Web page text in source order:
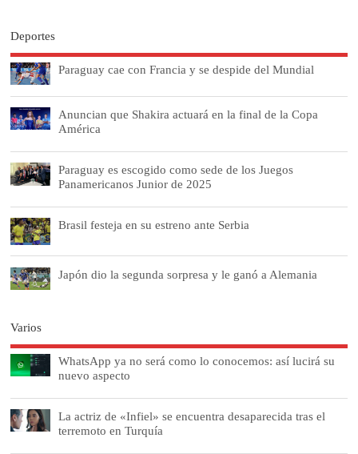
Deportes
Paraguay cae con Francia y se despide del Mundial
Anuncian que Shakira actuará en la final de la Copa
América
Paraguay es escogido como sede de los Juegos
Panamericanos Junior de 2025
Brasil festeja en su estreno ante Serbia
Japón dio la segunda sorpresa y le ganó a Alemania
Varios
WhatsApp ya no será como lo conocemos: así lucirá su
nuevo aspecto
La actriz de «Infiel» se encuentra desaparecida tras el
terremoto en Turquía